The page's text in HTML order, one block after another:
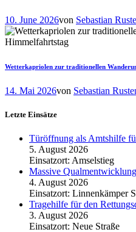
10. June 2026von Sebastian
Wetterkapriolen zur traditionellen
14. Mai 2026von Sebastian
Letzte Einsätze
Türöffnung als Amtshilfe
5. August 2026
Einsatzort: Amselstieg
Massive
4. August 2026
Einsatzort: Linnenkämper
Tragehilfe für den
3. August 2026
Einsatzort: Neue Straße